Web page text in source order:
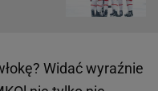
Widać wyraźnie